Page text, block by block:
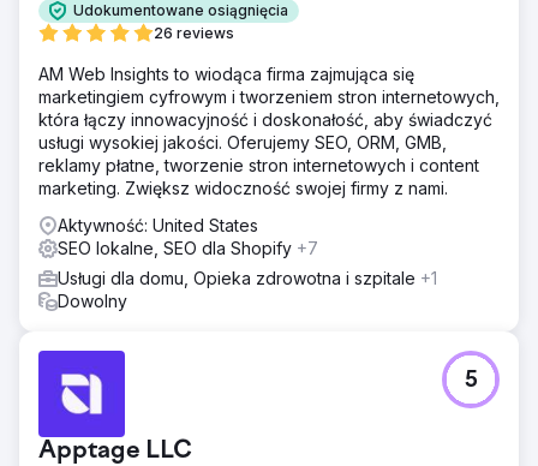
Udokumentowane osiągnięcia
26 reviews
AM Web Insights to wiodąca firma zajmująca się
marketingiem cyfrowym i tworzeniem stron internetowych,
która łączy innowacyjność i doskonałość, aby świadczyć
usługi wysokiej jakości. Oferujemy SEO, ORM, GMB,
reklamy płatne, tworzenie stron internetowych i content
marketing. Zwiększ widoczność swojej firmy z nami.
Aktywność: United States
SEO lokalne, SEO dla Shopify +7
Usługi dla domu, Opieka zdrowotna i szpitale +1
Dowolny
Apptage LLC
5